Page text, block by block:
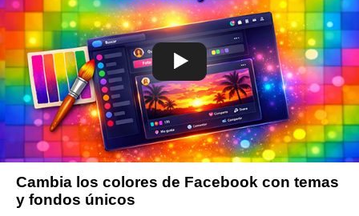
Cambia los colores de Facebook con temas
y fondos únicos